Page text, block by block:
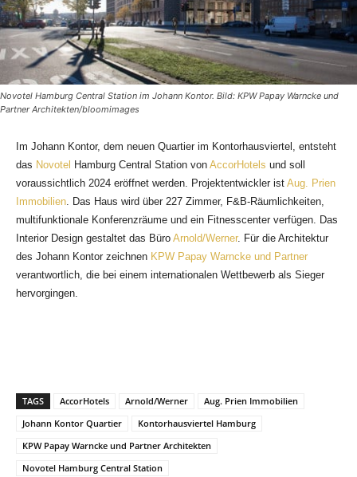
Novotel Hamburg Central Station im Johann Kontor. Bild: KPW Papay Warncke und
Partner Architekten/bloomimages
Im Johann Kontor, dem neuen Quartier im Kontorhausviertel, entsteht
das Novotel Hamburg Central Station von AccorHotels und soll
voraussichtlich 2024 eröffnet werden. Projektentwickler ist Aug. Prien
Immobilien. Das Haus wird über 227 Zimmer, F&B-Räumlichkeiten,
multifunktionale Konferenzräume und ein Fitnesscenter verfügen. Das
Interior Design gestaltet das Büro Arnold/Werner. Für die Architektur
des Johann Kontor zeichnen KPW Papay Warncke und Partner
verantwortlich, die bei einem internationalen Wettbewerb als Sieger
hervorgingen.
TAGS AccorHotels Arnold/Werner
Aug. Prien Immobilien
Johann Kontor Quartier
Kontorhausviertel Hamburg
KPW Papay Warncke und Partner Architekten
Novotel Hamburg Central Station